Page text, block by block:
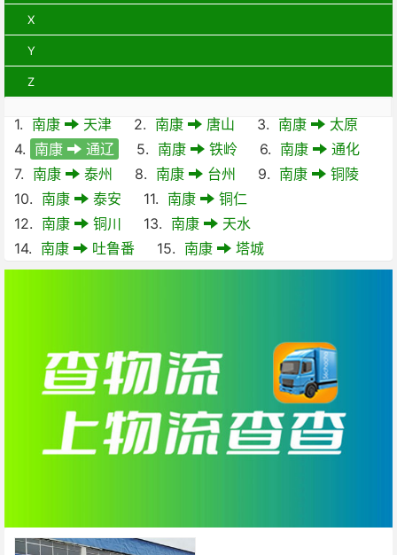
X
Y
Z
1. 南康 天津 2. 南康 唐山 3. 南康
太原
4. 南康 通辽 5. 南康 铁岭 6. 南康
通化
7. 南康 泰州 8. 南康 台州 9. 南康
铜陵
10. 南康 泰安 11. 南康
铜仁
12. 南康 铜川 13. 南康
天水
14. 南康 吐鲁番 15. 南康 塔城